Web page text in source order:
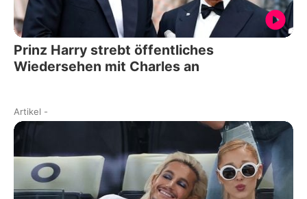
Prinz Harry strebt öffentliches
Wiedersehen mit Charles an
Artikel -